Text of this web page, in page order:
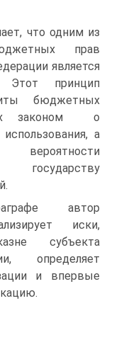
одним из
прав
является
Этот принцип
бюджетных
законом о
а
автор
иски,
субъекта
определяет
и впервые